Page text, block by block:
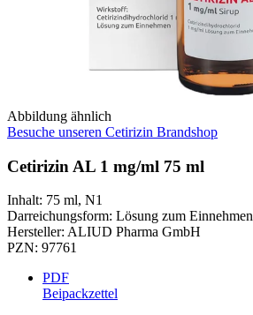
Abbildung ähnlich
Besuche unseren Cetirizin Brandshop
Cetirizin AL 1 mg/ml 75 ml
Inhalt: 75 ml, N1
Darreichungsform: Lösung zum Einnehmen
Hersteller: ALIUD Pharma GmbH
PZN: 97761
PDF
Beipackzettel